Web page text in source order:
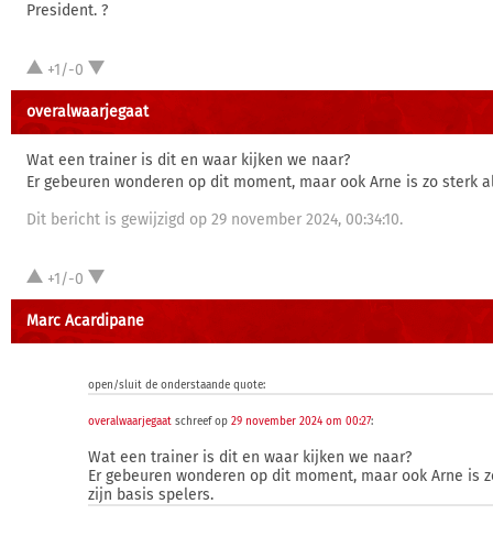
President. ?
+1/-0
overalwaarjegaat
Wat een trainer is dit en waar kijken we naar?
Er gebeuren wonderen op dit moment, maar ook Arne is zo sterk
Dit bericht is gewijzigd op 29 november 2024, 00:34:10.
+1/-0
Marc Acardipane
open/sluit de onderstaande quote:
overalwaarjegaat schreef op 29 november 2024 om 00:27:
Wat een trainer is dit en waar kijken we naar?
Er gebeuren wonderen op dit moment, maar ook Arne is
zijn basis spelers.